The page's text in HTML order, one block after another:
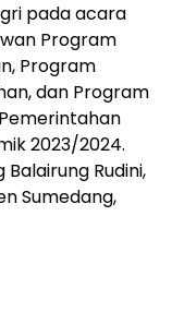
pada acara
Program
Program
dan Program
2023/2024.
Rudini,
Sumedang,